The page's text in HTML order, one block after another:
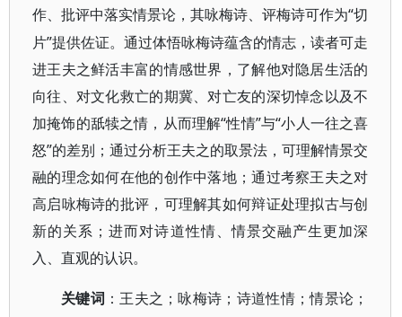
作、批评中落实情景论，其咏梅诗、评梅诗可作为“切
片”提供佐证。通过体悟咏梅诗蕴含的情志，读者可走
进王夫之鲜活丰富的情感世界，了解他对隐居生活的
向往、对文化救亡的期冀、对亡友的深切悼念以及不
加掩饰的舐犊之情，从而理解“性情”与“小人一往之喜
怒”的差别；通过分析王夫之的取景法，可理解情景交
融的理念如何在他的创作中落地；通过考察王夫之对
高启咏梅诗的批评，可理解其如何辩证处理拟古与创
新的关系；进而对诗道性情、情景交融产生更加深
入、直观的认识。
关键词 ：王夫之；咏梅诗；诗道性情；情景论；